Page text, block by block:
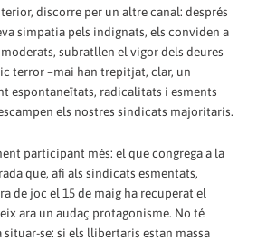
discorre per un altre canal: després
simpatia pels indignats, els conviden a
subratllen el vigor dels deures
terror –mai han trepitjat, clar, un
espontaneïtats, radicalitats i esments
els nostres sindicats majoritaris.
participant més: el que congrega a la
que, afí als sindicats esmentats,
de joc el 15 de maig ha recuperat el
ara un audaç protagonisme. No té
situar-se: si els llibertaris estan massa